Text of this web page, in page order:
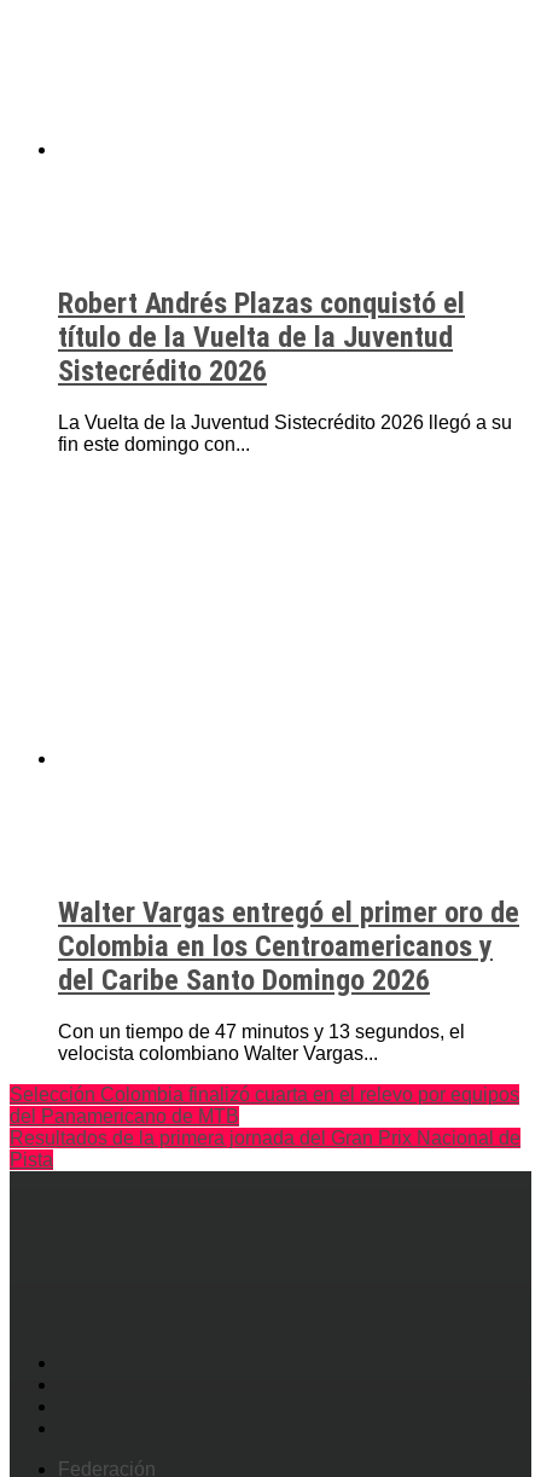
Robert Andrés Plazas conquistó el
título de la Vuelta de la Juventud
Sistecrédito 2026
La Vuelta de la Juventud Sistecrédito 2026 llegó a su
fin este domingo con...
Walter Vargas entregó el primer oro de
Colombia en los Centroamericanos y
del Caribe Santo Domingo 2026
Con un tiempo de 47 minutos y 13 segundos, el
velocista colombiano Walter Vargas...
Selección Colombia finalizó cuarta en el relevo por equipos
del Panamericano de MTB
Resultados de la primera jornada del Gran Prix Nacional de
Pista
Federación